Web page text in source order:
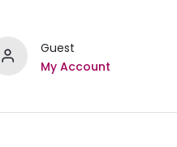
Guest
My Account